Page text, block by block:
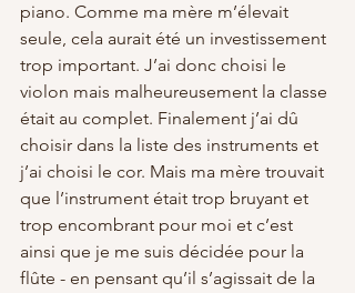
piano. Comme ma mère m’élevait
seule, cela aurait été un investissement
trop important. J’ai donc choisi le
violon mais malheureusement la classe
était au complet. Finalement j’ai dû
choisir dans la liste des instruments et
j’ai choisi le cor. Mais ma mère trouvait
que l’instrument était trop bruyant et
trop encombrant pour moi et c’est
ainsi que je me suis décidée pour la
flûte - en pensant qu’il s’agissait de la